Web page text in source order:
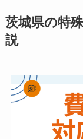
茨城県の特
説